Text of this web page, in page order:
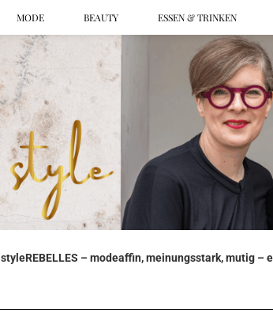
MODE BEAUTY ESSEN & TRINKEN
styleREBELLES – modeaffin, meinungsstark, mutig –